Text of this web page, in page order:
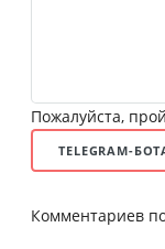
Пожалуйста,
TELEGRAM-
Комментариев